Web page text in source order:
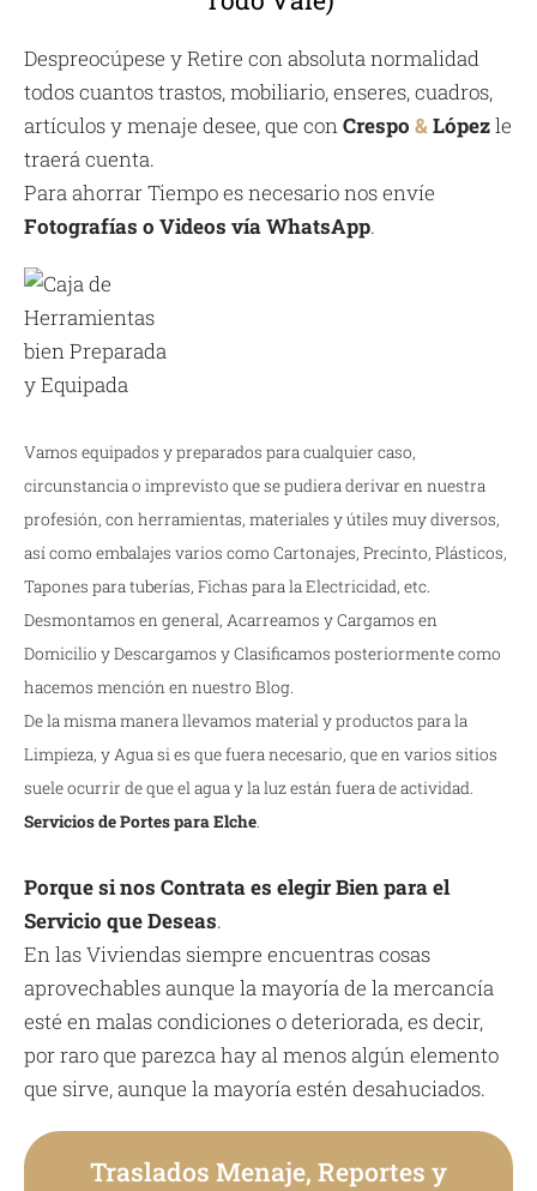
Despreocúpese y Retire con absoluta normalidad
todos cuantos trastos, mobiliario, enseres, cuadros,
artículos y menaje desee, que conCrespo &Lópezle
traerá cuenta.
Para ahorrar Tiempo es necesario nos envíe
Fotografías o Videos vía WhatsApp.
Vamos equipados y preparados para cualquier caso,
circunstancia o imprevisto que se pudiera derivar en nuestra
profesión, con herramientas, materiales y útiles muy diversos,
así como embalajes varios como Cartonajes, Precinto, Plásticos,
Tapones para tuberías, Fichas para la Electricidad, etc.
Desmontamos en general, Acarreamos y Cargamos en
Domicilio y Descargamos y Clasificamos posteriormente como
hacemos mención en nuestro Blog.
De la misma manera llevamos material y productos para la
Limpieza, y Agua si es que fuera necesario, que en varios sitios
suele ocurrir de que el agua y la luz están fuera de actividad.
Servicios de Portes para Elche.
Porque si nos Contrata es elegir Bien para el
Servicio que Deseas.
En las Viviendas siempre encuentras cosas
aprovechables aunque la mayoría de la mercancía
esté en malas condiciones o deteriorada, es decir,
por raro que parezca hay al menos algún elemento
que sirve, aunque la mayoría estén desahuciados.
Traslados Menaje, Reportes y